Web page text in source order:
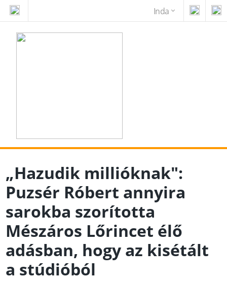
Inda
„Hazudik millióknak":
Puzsér Róbert annyira
sarokba szorította
Mészáros Lőrincet élő
adásban, hogy az kisétált
a stúdióból